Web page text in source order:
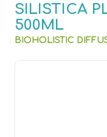
SILISTICA
500ML
BIOHOLISTIC